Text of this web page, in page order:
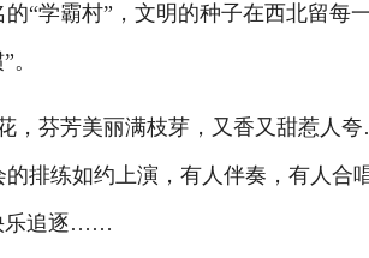
“学霸村”，文明的种子在西北留每
。
芬芳美丽满枝芽，又香又甜惹人
排练如约上演，有人伴奏，有人合
乐追逐……